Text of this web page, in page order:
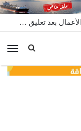
توسعة حقل الشمال القطري تستأنف الأعمال بعد تعليق مؤقت